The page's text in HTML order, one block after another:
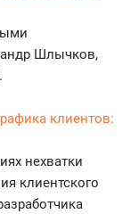
Шлычков,
клиентов:
нехватки
клиентского